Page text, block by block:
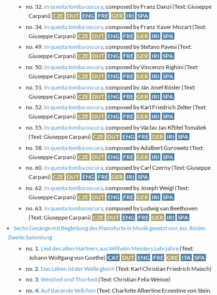
no. 32. In questa tomba oscura, composed by Franz Danzi (Text: Giuseppe
Carpani) CZE DUT ENG FRE GER IRI SPA
no. 34. In questa tomba oscura, composed by Franz Xaver Mozart (Text:
Giuseppe Carpani) CZE DUT ENG FRE GER IRI SPA
no. 49. In questa tomba oscura, composed by Stefano Pavesi (Text:
Giuseppe Carpani) CZE DUT ENG FRE GER IRI SPA
no. 50. In questa tomba oscura, composed by Vincenzo Righini (Text:
Giuseppe Carpani) CZE DUT ENG FRE GER IRI SPA
no. 51. In questa tomba oscura, composed by Ján Josef Rösler (Text:
Giuseppe Carpani) CZE DUT ENG FRE GER IRI SPA
no. 52. In questa tomba oscura, composed by Karl Friedrich Zelter (Text:
Giuseppe Carpani) CZE DUT ENG FRE GER IRI SPA
no. 55. In questa tomba oscura, composed by Václav Jan Křtitel Tomášek
(Text: Giuseppe Carpani) CZE DUT ENG FRE GER IRI SPA
no. 58. In questa tomba oscura, composed by Adalbert Gyrowetz (Text:
Giuseppe Carpani) CZE DUT ENG FRE GER IRI SPA
no. 60. In questa tomba oscura, composed by Carl Czerny (Text: Giuseppe
Carpani) CZE DUT ENG FRE GER IRI SPA
no. 62. In questa tomba oscura, composed by Joseph Weigl (Text:
Giuseppe Carpani) CZE DUT ENG FRE GER IRI SPA
no. 63. In questa tomba oscura, composed by Ludwig van Beethoven
(Text: Giuseppe Carpani) CZE DUT ENG FRE GER IRI SPA
Sechs Gesänge mit Begleitung des Pianoforte in Musik gesetzt von Jos. Rösler.
Zweite Sammlung
no. 1. Lied des alten Harfners aus Wilhelm Meisters Lehrjahre(Text:
Johann Wolfgang von Goethe) CAT DUT ENG FRE GRE ITA SPA
no. 2. Das Leben ist der Welle gleich (Text: Karl Christian Friedrich Maisch)
no. 3. Weisheit und Thorheit(Text: Christian Felix Weisse)
no. 4. Auf das erste Veilchen (Text: Charlotte Albertine Ernestine von Stein,